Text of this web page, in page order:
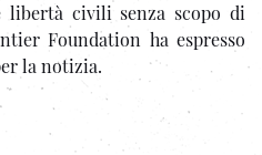
civili senza scopo di
Foundation ha espresso
la notizia.